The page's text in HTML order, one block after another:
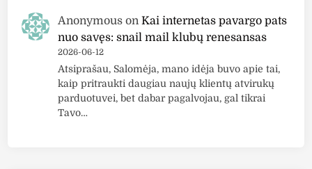
Anonymous onKai internetas pavargo pats
nuo savęs: snail mail klubų renesansas
2026-06-12
Atsiprašau, Salomėja, mano idėja buvo apie tai,
kaip pritraukti daugiau naujų klientų atvirukų
parduotuvei, bet dabar pagalvojau, gal tikrai
Tavo…